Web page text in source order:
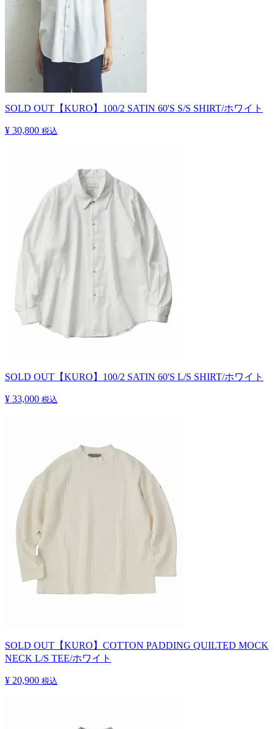
SOLD OUT 【KURO】100/2 SATIN 60'S S/S SHIRT/ホワイト
¥ 30,800 税込
SOLD OUT 【KURO】100/2 SATIN 60'S L/S SHIRT/ホワイト
¥ 33,000 税込
SOLD OUT 【KURO】COTTON PADDING QUILTED MOCK
NECK L/S TEE/ホワイト
¥ 20,900 税込